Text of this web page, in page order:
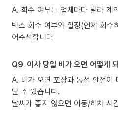
A. 회수 여부는 업체마다 달라 계
박스 회수 여부와 일정(언제 회수
어수선합니다
Q9. 이사 당일 비가 오면 어떻게
A. 비가 오면 포장과 동선 안전이
날 수 있습니다.
날씨가 좋지 않으면 이동/하차 시